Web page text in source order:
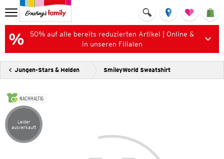
50% auf alle bereits reduzierten Artikel | Online &
in unseren Filialen
Jungen-Stars & Helden SmileyWorld Sweatshirt
NACHHALTIG
Artikel leider ausverkauft
Leider
ausverkauft